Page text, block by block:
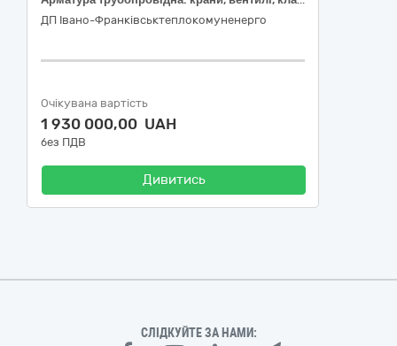
ДП Івано-Франківськтеплокомуненерго
Очікувана вартість
1 930 000,00 UAH
без ПДВ
Дивитись
СЛІДКУЙТЕ ЗА НАМИ: